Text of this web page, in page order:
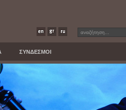
ΣΥΝΔΕΣΜΟΙ